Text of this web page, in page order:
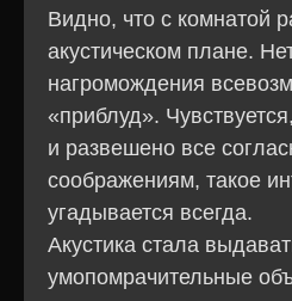
Видно, что с комнатой
акустическом плане.
нагромождения
«приблуд».
и развешено все
соображениям, такое
угадывается всегда.
Акустика стала
умопомрачительные